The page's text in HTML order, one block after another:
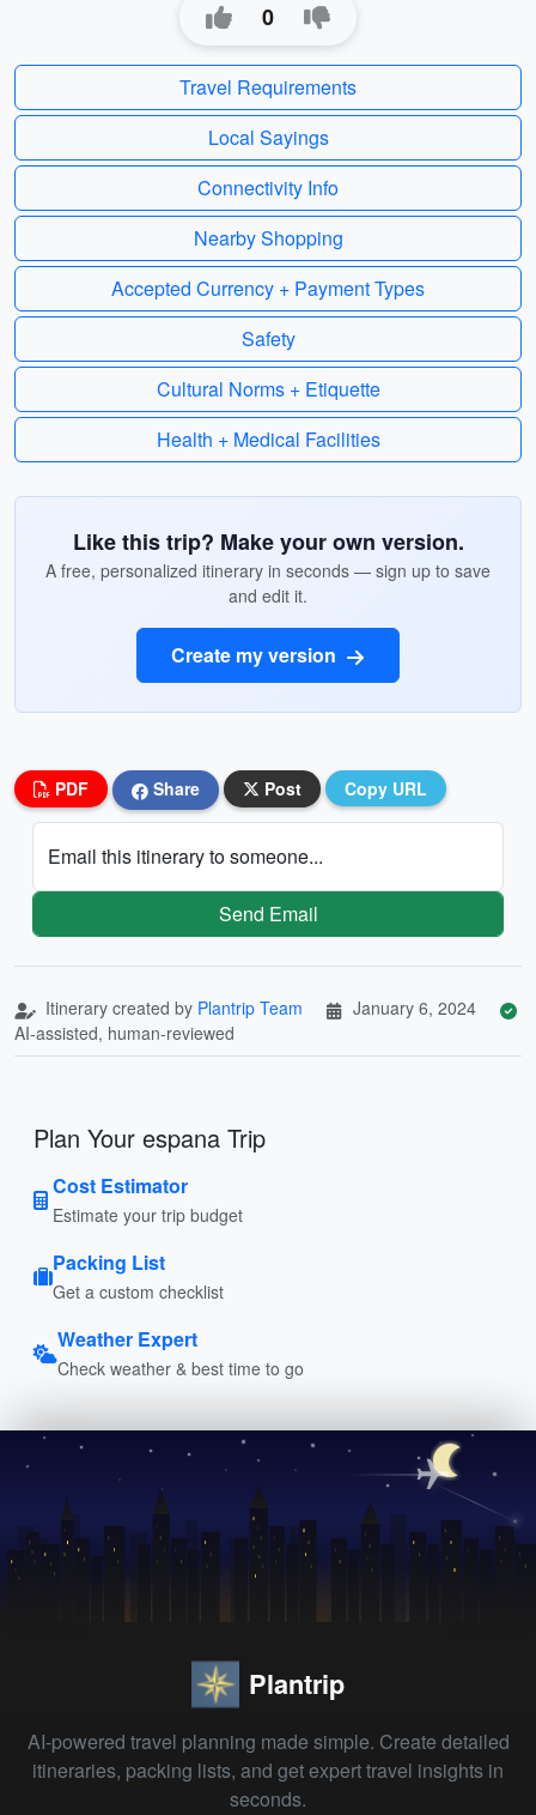
0
Travel Requirements
Local Sayings
Connectivity Info
Nearby Shopping
Accepted Currency + Payment Types
Safety
Cultural Norms + Etiquette
Health + Medical Facilities
Like this trip? Make your own version.
A free, personalized itinerary in seconds — sign up to save
and edit it.
Create my version
PDF Share Post Copy URL
Email this itinerary to someone...
Send Email
Itinerary created by Plantrip Team
January 6, 2024
AI-assisted, human-reviewed
Plan Your espana Trip
Cost Estimator
Estimate your trip budget
Packing List
Get a custom checklist
Weather Expert
Check weather & best time to go
Plantrip
AI-powered travel planning made simple. Create detailed
itineraries, packing lists, and get expert travel insights in
seconds.